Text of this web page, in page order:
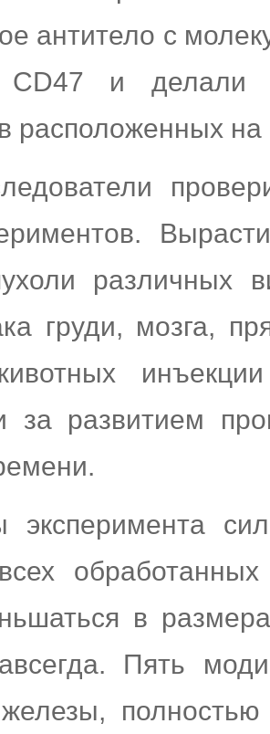
антитело с
CD47 и делали
расположенных
различных
груди, мозга,
за развитием
эксперимента
в
Пять